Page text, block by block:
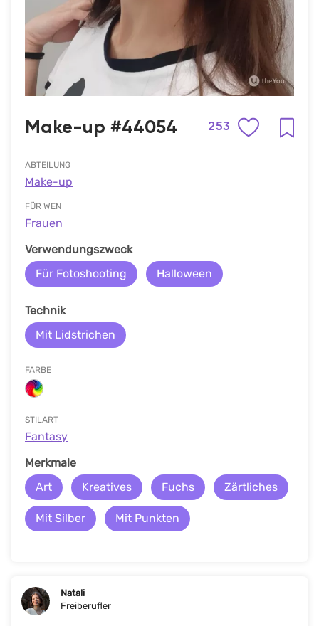
Make-up #44054 253
ABTEILUNG
Make-up
FÜR WEN
Frauen
Verwendungszweck
Für Fotoshooting
Halloween
Technik
Mit Lidstrichen
FARBE
STILART
Fantasy
Merkmale
Art
Kreatives Fuchs Zärtliches
Mit Silber Mit Punkten
Natali
Freiberufler